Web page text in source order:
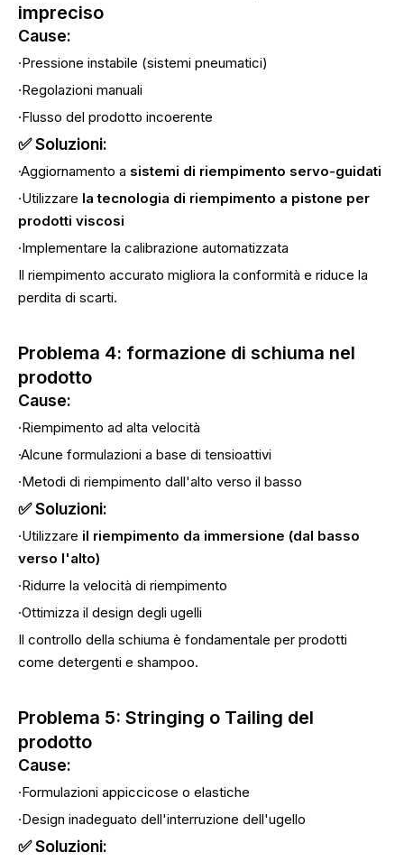
impreciso
Cause:
·Pressione instabile (sistemi pneumatici)
·Regolazioni manuali
·Flusso del prodotto incoerente
✅ Soluzioni:
·Aggiornamento a sistemi di riempimento servo-guidati
·Utilizzare la tecnologia di riempimento a pistone per
prodotti viscosi
·Implementare la calibrazione automatizzata
Il riempimento accurato migliora la conformità e riduce la
perdita di scarti.
Problema 4: formazione di schiuma nel
prodotto
Cause:
·Riempimento ad alta velocità
·Alcune formulazioni a base di tensioattivi
·Metodi di riempimento dall'alto verso il basso
✅ Soluzioni:
·Utilizzare il riempimento da immersione (dal basso
verso l'alto)
·Ridurre la velocità di riempimento
·Ottimizza il design degli ugelli
Il controllo della schiuma è fondamentale per prodotti
come detergenti e shampoo.
Problema 5: Stringing o Tailing del
prodotto
Cause:
·Formulazioni appiccicose o elastiche
·Design inadeguato dell'interruzione dell'ugello
✅ Soluzioni: